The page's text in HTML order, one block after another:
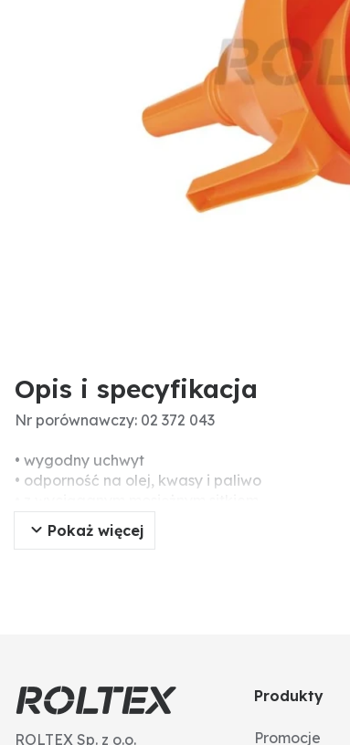
Opis i specyfikacja
Nr porównawczy: 02 372 043
• wygodny uchwyt
• odporność na olej, kwasy i paliwo
Pokaż więcej
ROLTEX Sp. z o.o.
Produkty
Promocje